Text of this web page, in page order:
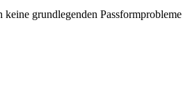
grundlegenden Passformprobleme